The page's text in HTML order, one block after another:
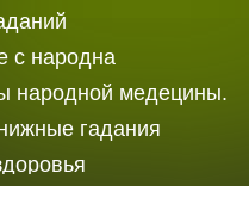
с народна
народной медецины.
гадания